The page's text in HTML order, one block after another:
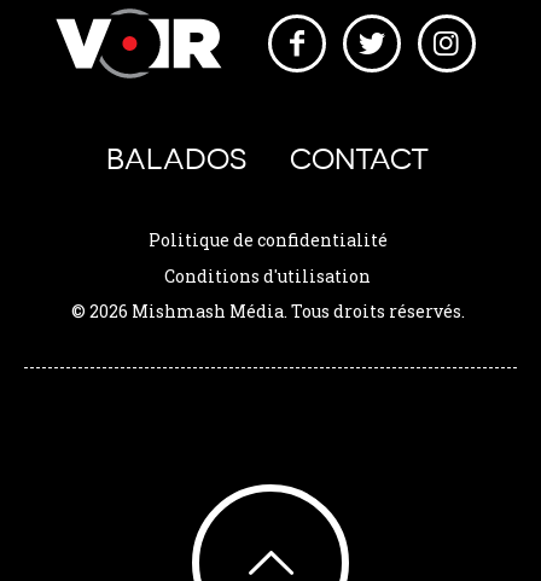
BALADOS CONTACT
Politique de confidentialité
Conditions d'utilisation
© 2026 Mishmash Média. Tous droits réservés.